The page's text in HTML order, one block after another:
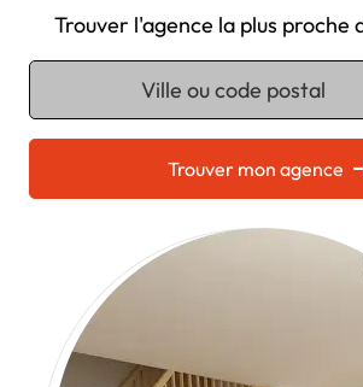
Trouver l'agence la plus proche
Chargement...
Trouver mon agence